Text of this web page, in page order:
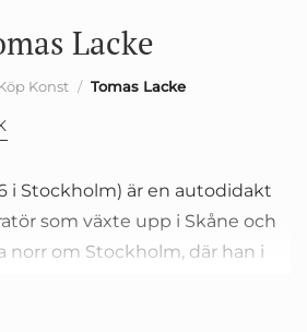
Lacke
Konst / Tomas Lacke
i Stockholm) är en autodidakt
som växte upp i Skåne och
norr om Stockholm, där han i